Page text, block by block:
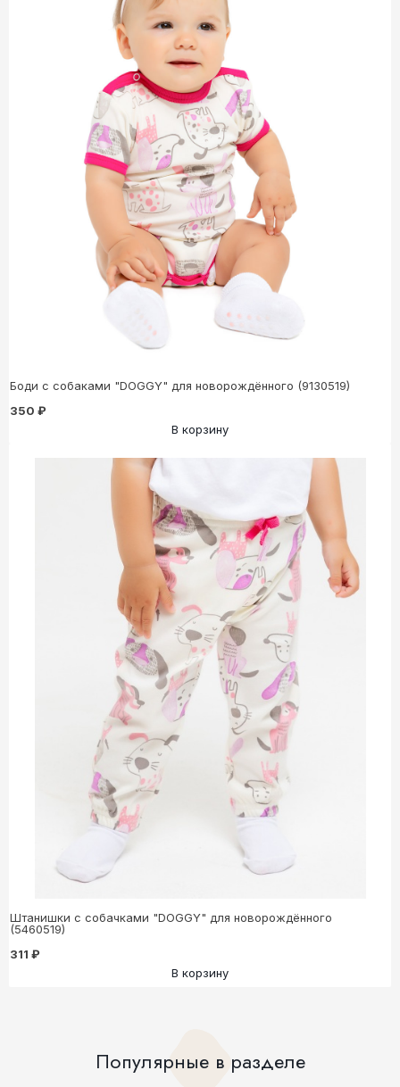
Боди с собаками "DOGGY" для новорождённого (9130519)
350 ₽
В корзину
Штанишки с собачками "DOGGY" для новорождённого
(5460519)
311 ₽
В корзину
Популярные в разделе